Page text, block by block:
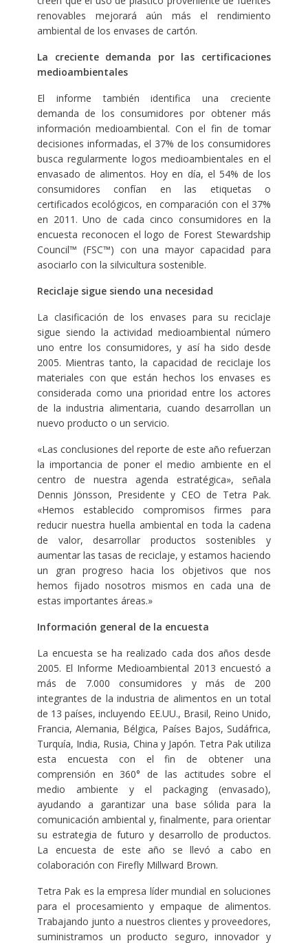
renovables mejorará aún más el rendimiento
ambiental de los envases de cartón.
La creciente demanda por las certificaciones
medioambientales
El informe también identifica una creciente
demanda de los consumidores por obtener más
información medioambiental. Con el fin de tomar
decisiones informadas, el 37% de los consumidores
busca regularmente logos medioambientales en el
envasado de alimentos. Hoy en día, el 54% de los
consumidores confían en las etiquetas o
certificados ecológicos, en comparación con el 37%
en 2011. Uno de cada cinco consumidores en la
encuesta reconocen el logo de Forest Stewardship
Council™ (FSC™) con una mayor capacidad para
asociarlo con la silvicultura sostenible.
Reciclaje sigue siendo una necesidad
La clasificación de los envases para su reciclaje
sigue siendo la actividad medioambiental número
uno entre los consumidores, y así ha sido desde
2005. Mientras tanto, la capacidad de reciclaje los
materiales con que están hechos los envases es
considerada como una prioridad entre los actores
de la industria alimentaria, cuando desarrollan un
nuevo producto o un servicio.
«Las conclusiones del reporte de este año refuerzan
la importancia de poner el medio ambiente en el
centro de nuestra agenda estratégica», señala
Dennis Jönsson, Presidente y CEO de Tetra Pak.
«Hemos establecido compromisos firmes para
reducir nuestra huella ambiental en toda la cadena
de valor, desarrollar productos sostenibles y
aumentar las tasas de reciclaje, y estamos haciendo
un gran progreso hacia los objetivos que nos
hemos fijado nosotros mismos en cada una de
estas importantes áreas.»
Información general de la encuesta
La encuesta se ha realizado cada dos años desde
2005. El Informe Medioambiental 2013 encuestó a
más de 7.000 consumidores y más de 200
integrantes de la industria de alimentos en un total
de 13 países, incluyendo EE.UU., Brasil, Reino Unido,
Francia, Alemania, Bélgica, Países Bajos, Sudáfrica,
Turquía, India, Rusia, China y Japón. Tetra Pak utiliza
esta encuesta con el fin de obtener una
comprensión en 360° de las actitudes sobre el
medio ambiente y el packaging (envasado),
ayudando a garantizar una base sólida para la
comunicación ambiental y, finalmente, para orientar
su estrategia de futuro y desarrollo de productos.
La encuesta de este año se llevó a cabo en
colaboración con Firefly Millward Brown.
Tetra Pak es la empresa líder mundial en soluciones
para el procesamiento y empaque de alimentos.
Trabajando junto a nuestros clientes y proveedores,
suministramos un producto seguro, innovador y